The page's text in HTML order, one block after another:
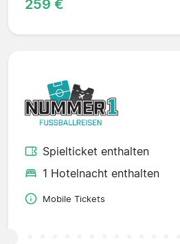
259 €
Spielticket enthalten
1 Hotelnacht enthalten
Mobile Tickets